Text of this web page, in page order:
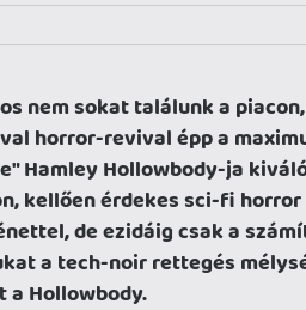
nem sokat találunk a
horror-revival épp a
Hamley Hollowbody-ja
kellően érdekes sci-fi
de ezidáig csak a
a tech-noir rettegés
a Hollowbody.